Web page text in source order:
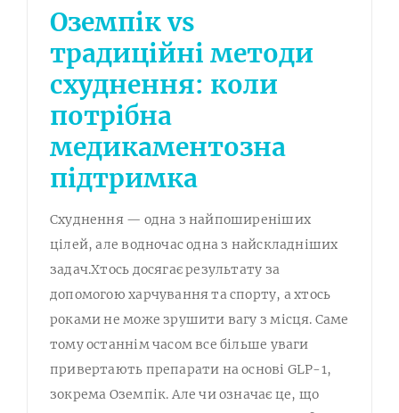
Оземпік vs
традиційні методи
схуднення: коли
потрібна
медикаментозна
підтримка
Схуднення — одна з найпоширеніших
цілей, але водночас одна з найскладніших
задач.Хтось досягає результату за
допомогою харчування та спорту, а хтось
роками не може зрушити вагу з місця. Саме
тому останнім часом все більше уваги
привертають препарати на основі GLP-1,
зокрема Оземпік. Але чи означає це, що